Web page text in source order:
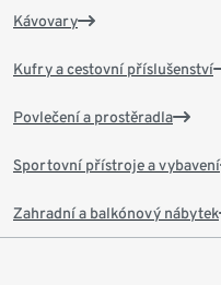
Kávovary
Kufry a cestovní příslušenství
Povlečení a prostěradla
Sportovní přístroje a vybavení
Zahradní a balkónový nábytek